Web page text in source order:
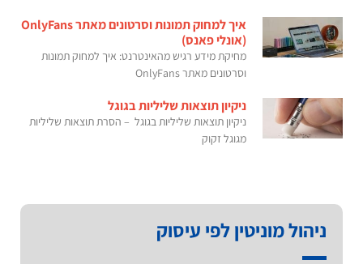
איך למחוק תמונות וסרטונים מאתר OnlyFans
(אונלי פאנס)
מחיקת מידע רגיש מהאינטרנט: איך למחוק תמונות
וסרטונים מאתר OnlyFans
ניקיון תוצאות שליליות בגוגל
ניקיון תוצאות שליליות בגוגל – הסרת תוצאות שליליות
מגוגל זקוק
ניהול מוניטין לפי עיסוק